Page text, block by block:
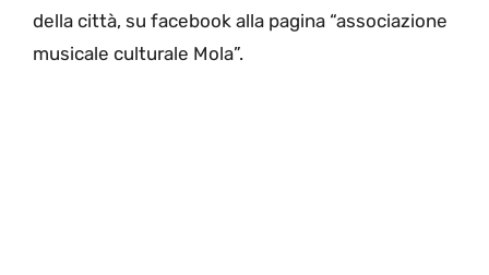
della città, su facebook alla pagina “associazione
musicale culturale Mola”.